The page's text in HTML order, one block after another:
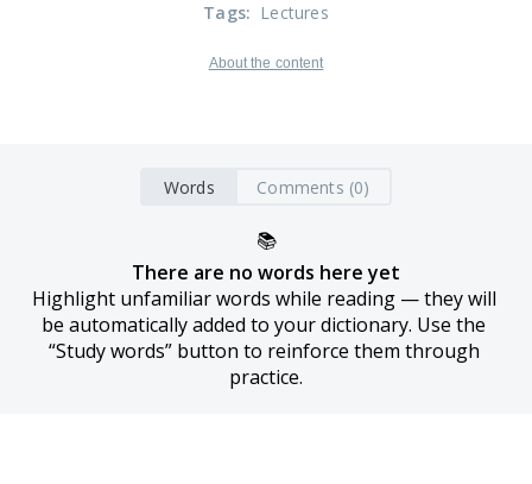
Tags: Lectures
About the content
Words Comments (0)
📚
There are no words here yet
Highlight unfamiliar words while reading — they will
be automatically added to your dictionary. Use the
“Study words” button to reinforce them through
practice.